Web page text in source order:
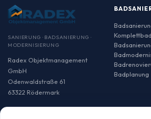
SANIERUNG · BADSANIERUNG ·
MODERNISIERUNG
Radex Objektmanagement
GmbH
Odenwaldstraße 61
63322 Rödermark
Badplanung